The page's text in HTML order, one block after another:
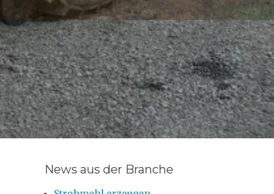
News aus der Branche